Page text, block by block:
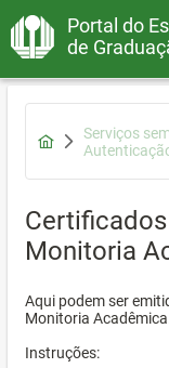
Portal do
de
Serviços
Monitoria
Aqui podem ser
Monitoria
Instruções: